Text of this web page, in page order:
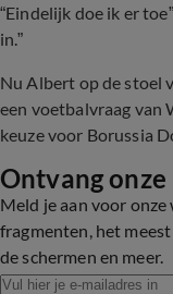
“Eindelijk doe ik er
in.”
Nu Albert op de stoel
een voetbalvraag van
keuze voor Borussia
Ontvang
Meld je aan voor
fragmenten, het
de schermen en meer.